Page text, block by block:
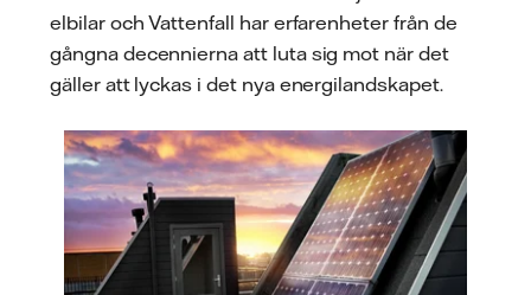
elbilar och Vattenfall har erfarenheter från de
gångna decennierna att luta sig mot när det
gäller att lyckas i det nya energilandskapet.